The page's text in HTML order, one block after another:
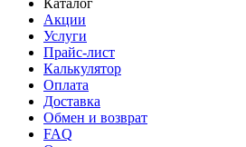
Акции
Услуги
Прайс-лист
Калькулятор
Оплата
Доставка
Обмен и возврат
FAQ